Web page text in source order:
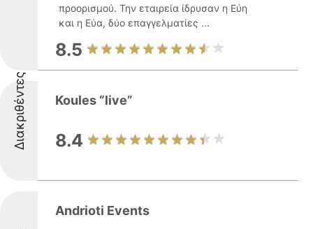
προορισμού. Την εταιρεία ίδρυσαν η Εύη
και η Εύα, δύο επαγγελματίες ...
8.5
Διακριθέντες Koules “live”
8.4
Andrioti Events